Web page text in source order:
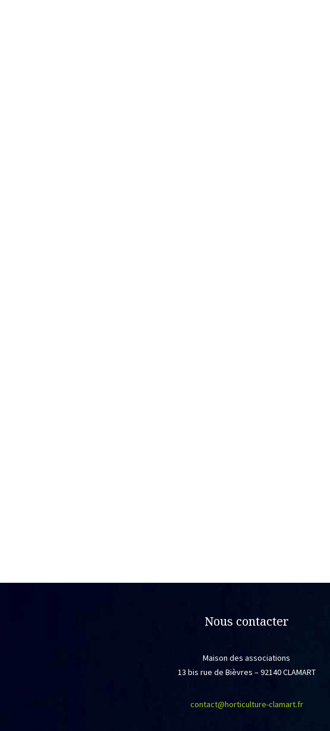
Nous contacter
Maison des associations
13 bis rue de Bièvres – 92140 CLAMART
contact@horticulture-clamart.fr